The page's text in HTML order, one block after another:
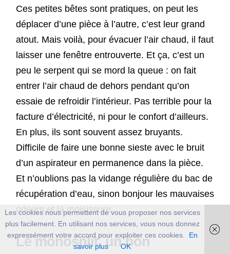
Ces petites bêtes sont pratiques, on peut les
déplacer d’une pièce à l’autre, c’est leur grand
atout. Mais voilà, pour évacuer l’air chaud, il faut
laisser une fenêtre entrouverte. Et ça, c’est un
peu le serpent qui se mord la queue : on fait
entrer l’air chaud de dehors pendant qu’on
essaie de refroidir l’intérieur. Pas terrible pour la
facture d’électricité, ni pour le confort d’ailleurs.
En plus, ils sont souvent assez bruyants.
Difficile de faire une bonne sieste avec le bruit
d’un aspirateur en permanence dans la pièce.
Et n’oublions pas la vidange régulière du bac de
récupération d’eau, sinon bonjour les mauvaises
odeurs et la moisissure.
Le monosplit, un bon
Les cookies nous permettent de vous proposer nos services
plus facilement. En utilisant nos services, vous nous donnez
expressément votre accord pour exploiter ces cookies.
En
savoir plus
OK